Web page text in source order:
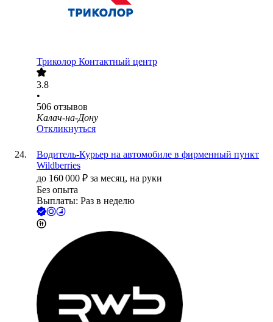
Триколор Контактный центр
3.8
•
506 отзывов
Калач-на-Дону
Откликнуться
Водитель-Курьер на автомобиле в фирменный пункт
Wildberries
до 160 000 ₽ за месяц, на руки
Без опыта
Выплаты: Раз в неделю